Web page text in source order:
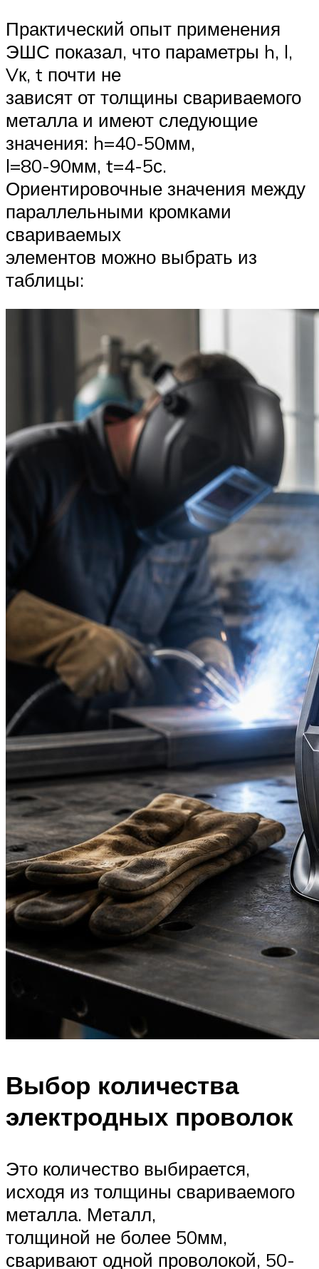
Практический опыт применения
ЭШС показал, что параметры h, l,
Vк, t почти не
зависят от толщины свариваемого
металла и имеют следующие
значения: h=40-50мм,
l=80-90мм, t=4-5с.
Ориентировочные значения между
параллельными кромками
свариваемых
элементов можно выбрать из
таблицы:
Выбор количества
электродных проволок
Это количество выбирается,
исходя из толщины свариваемого
металла. Металл,
толщиной не более 50мм,
сваривают одной проволокой, 50-